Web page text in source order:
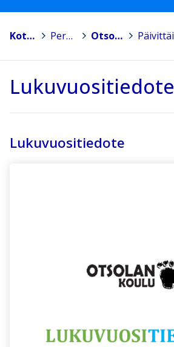
Kotka Peruskoulut > Otsolan koulu >
Lukuvuositiedote
Lukuvuositiedote